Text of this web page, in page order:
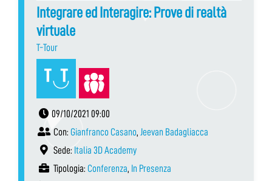
Integrare ed Interagire: Prove di realtà
virtuale
T-Tour
09/10/2021 09:00
Con: Gianfranco Casano, Jeevan Badagliacca
Sede: Italia 3D Academy
Tipologia: Conferenza, In Presenza